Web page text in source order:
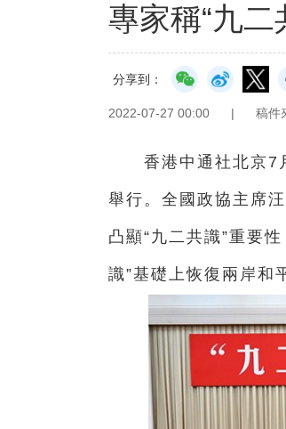
專家稱“九
分享到：
2022-07-27 00:00 | 稿件
香港中通社北京7月
舉行。全國政協主席
凸顯“九二共識”重要
識”基礎上恢復兩岸和